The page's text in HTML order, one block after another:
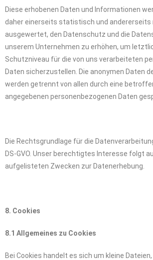
Diese erhobenen Daten und Informationen
daher einerseits statistisch und andererseits
ausgewertet, den Datenschutz und die
unserem Unternehmen zu erhöhen, um
Schutzniveau für die von uns verarbeiteten
Daten sicherzustellen. Die anonymen Daten
werden getrennt von allen durch eine
angegebenen personenbezogenen Daten
Die Rechtsgrundlage für die
DS-GVO. Unser berechtigtes Interesse folgt
aufgelisteten Zwecken zur Datenerhebung.
8. Cookies
8.1 Allgemeines zu Cookies
Bei Cookies handelt es sich um kleine